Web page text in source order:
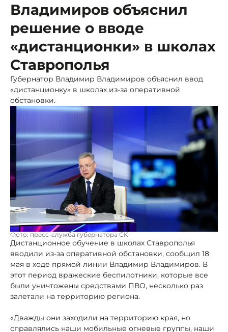
Владимиров объяснил
решение о вводе
«дистанционки» в школах
Ставрополья
Губернатор Владимир Владимиров объяснил ввод
«дистанционку» в школах из-за оперативной
обстановки.
Фото: пресс-служба губернатора СК
Дистанционное обучение в школах Ставрополья
вводили из-за оперативной обстановки, сообщил 18
мая в ходе прямой линии Владимир Владимиров. В
этот период вражеские беспилотники, которые все
были уничтожены средствами ПВО, несколько раз
залетали на территорию региона.
«Дважды они заходили на территорию края, но
справлялись наши мобильные огневые группы, наши